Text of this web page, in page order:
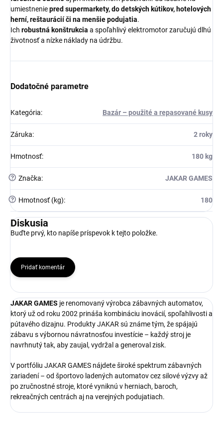
umiestneniepred supermarkety, do detských kútikov, hotelových
herní, reštaurácií či na menšie podujatia.
Ich robustná konštrukcia a spoľahlivý elektromotor zaručujú dlhú
životnosť a nízke náklady na údržbu.
Dodatočné parametre
Kategória: Bazár – použité a repasované kusy
Záruka: 2 roky
Hmotnosť: 180 kg
? Značka: JAKAR GAMES
? Hmotnosť (kg): 180
Diskusia
Buďte prvý, kto napíše príspevok k tejto položke.
Pridať komentár
JAKAR GAMES je renomovaný výrobca zábavných automatov,
ktorý už od roku 2002 prináša kombináciu inovácií, spoľahlivosti a
pútavého dizajnu. Produkty JAKAR sú známe tým, že spájajú
zábavu s výbornou návratnosťou investície – každý stroj je
navrhnutý tak, aby zaujal, vydržal a generoval zisk.
V portfóliu JAKAR GAMES nájdete široké spektrum zábavných
zariadení – od športovo ladených automatov cez silové výzvy až
po zručnostné stroje, ktoré vyniknú v herniach, baroch,
rekreačných centrách aj na verejných podujatiach.